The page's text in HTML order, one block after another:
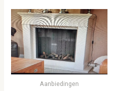
Aanbiedingen